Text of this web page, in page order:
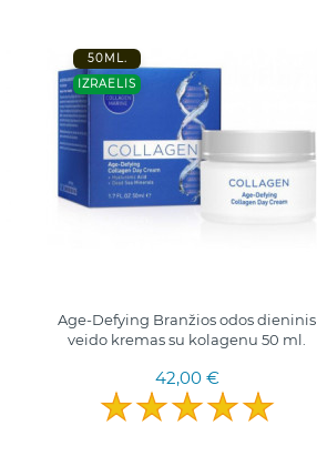
50ML.
IZRAELIS
Age-Defying Branžios odos dieninis
veido kremas su kolagenu 50 ml.
42,00 €